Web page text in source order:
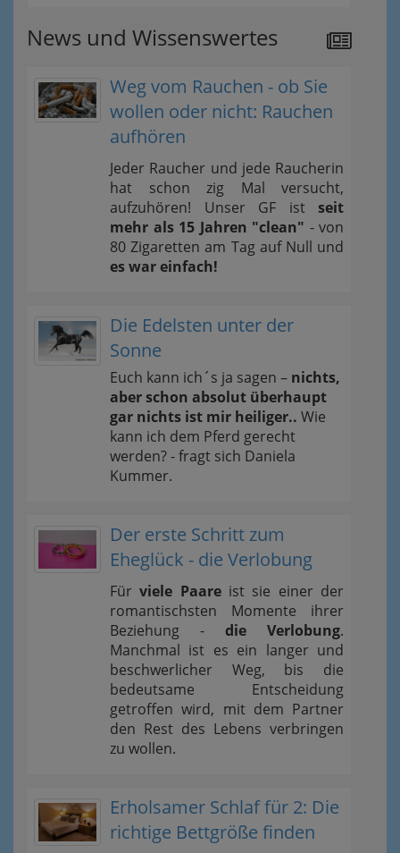
News und Wissenswertes
Weg vom Rauchen - ob Sie
wollen oder nicht: Rauchen
aufhören
Jeder Raucher und jede Raucherin
hat schon zig Mal versucht,
aufzuhören! Unser GF ist seit
mehr als 15 Jahren "clean" - von
80 Zigaretten am Tag auf Null und
es war einfach!
Die Edelsten unter der
Sonne
Euch kann ich´s ja sagen – nichts,
aber schon absolut überhaupt
gar nichts ist mir heiliger.. Wie
kann ich dem Pferd gerecht
werden? - fragt sich Daniela
Kummer.
Der erste Schritt zum
Eheglück - die Verlobung
Fürviele Paareist sie einer der
romantischsten Momente ihrer
Beziehung - die Verlobung.
Manchmal ist es ein langer und
beschwerlicher Weg, bis die
bedeutsame Entscheidung
getroffen wird, mit dem Partner
den Rest des Lebens verbringen
zu wollen.
Erholsamer Schlaf für 2: Die
richtige Bettgröße finden